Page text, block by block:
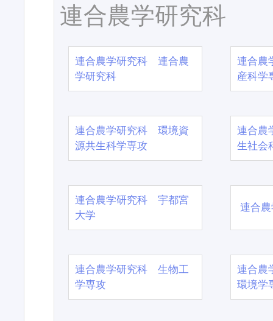
連合農学研究科
連合農学研究科 連合農
学研究科
連合農
産科学
連合農学研究科 環境資
源共生科学専攻
連合農
生社会
連合農学研究科 宇都宮
大学
連合
連合農学研究科 生物工
学専攻
連合農
環境学